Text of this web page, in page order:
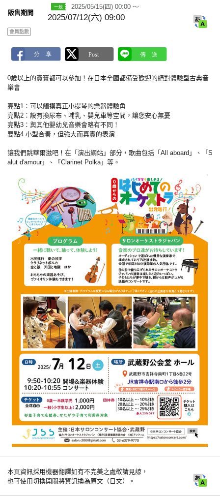
販售期間
2025/05/15(四) 00:00 ～
2025/07/12(六) 09:00
會員點數
0歲以上的寶寶都可以參加！在日本全國都備受歡迎的絕對體驗型古典音
樂會
亮點1：可以觸摸真正小提琴的樂器體驗角
亮點2：設有換尿布、哺乳、嬰兒車等空間，讓您安心無憂
亮點3：與其他嬰幼兒音樂會略有不同！
要點4 小型合奏，但強大而真實的表演
讓我們跳華爾滋吧！在「演出網站」部分，歌曲包括「All aboard」、「S
alut d'amour」、「Clarinet Polka」等。
本頁資訊採用機器翻譯如有不完美之處敬請見諒，
也可使用切換開關將資訊換為原文（日文）。